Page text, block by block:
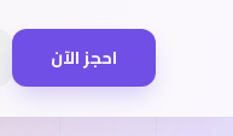
احجز الآن